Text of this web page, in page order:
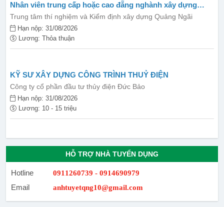
Nhân viên trung cấp hoặc cao đẵng nghành xây dựng
(giao thông, dân dụng, thuỷ lợi, công nghiệp)
Trung tâm thí nghiệm và Kiểm định xây dựng Quảng Ngãi
Hạn nộp: 31/08/2026
Lương: Thỏa thuận
KỸ SƯ XÂY DỰNG CÔNG TRÌNH THUỶ ĐIỆN
Công ty cổ phần đầu tư thủy điện Đức Bảo
Hạn nộp: 31/08/2026
Lương: 10 - 15 triệu
HỖ TRỢ NHÀ TUYỂN DỤNG
Hotline 0911260739 - 0914690979
Email anhtuyetqng10@gmail.com